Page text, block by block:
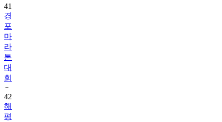
41
경
포
마
라
톤
대
회
42
해
평